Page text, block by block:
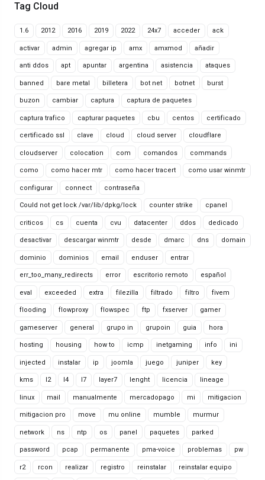
Tag Cloud
1.6 2012 2016 2019 2022 24x7 acceder ack
activar admin agregar ip amx amxmod añadir
anti ddos apt apuntar argentina asistencia ataques
banned bare metal billetera bot net botnet burst
buzon cambiar captura captura de paquetes
captura trafico capturar paquetes cbu centos certificado
certificado ssl clave cloud cloud server cloudflare
cloudserver colocation com comandos commands
como como hacer mtr como hacer tracert como usar winmtr
configurar connect contraseña
Could not get lock /var/lib/dpkg/lock counter strike cpanel
criticos cs cuenta cvu datacenter ddos dedicado
desactivar descargar winmtr desde dmarc dns domain
dominio dominios email enduser entrar
err_too_many_redirects error escritorio remoto español
eval exceeded extra filezilla filtrado filtro fivem
flooding flowproxy flowspec ftp fxserver gamer
gameserver general grupo in grupoin guia hora
hosting housing how to icmp inetgaming info ini
injected instalar ip joomla juego juniper key
kms l2 l4 l7 layer7 lenght licencia lineage
linux mail manualmente mercadopago mi mitigacion
mitigacion pro move mu online mumble murmur
network ns ntp os panel paquetes parked
password pcap permanente pma-voice problemas pw
r2 rcon realizar registro reinstalar reinstalar equipo